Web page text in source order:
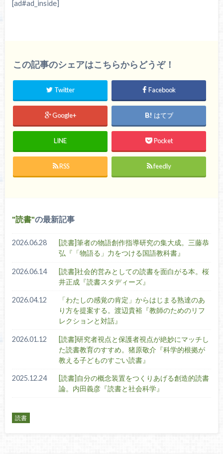
[ad#ad_inside]
この記事のシェアはこちらからどうぞ！
Twitter Facebook
Google+ はてブ
LINE Pocket
RSS feedly
読書 の最新記事
2026.06.28
[読書]筆者の物語創作指導研究の集大成。三藤恭
弘『「物語る」力をつける国語教科書』
2026.06.14
[読書]社会的営みとしての読書を面白がる本。桜
井正成『読書スタディーズ』
2026.04.12
「わたしの感覚の肯定」からはじまる熟達のあ
り方を提案する。渡辺貴裕『教師のためのリフ
レクションと対話』
2026.01.12
[読書]研究者視点と保護者視点が絶妙にマッチし
た読書教育のすすめ。猪原敬介『科学的根拠が
教える子どものすごい読書』
2025.12.24
[読書]自分の概念装置をつくりあげる創造的読書
論。内田義彦『読書と社会科学』
読書